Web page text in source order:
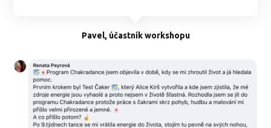
Pavel, účastník workshopu